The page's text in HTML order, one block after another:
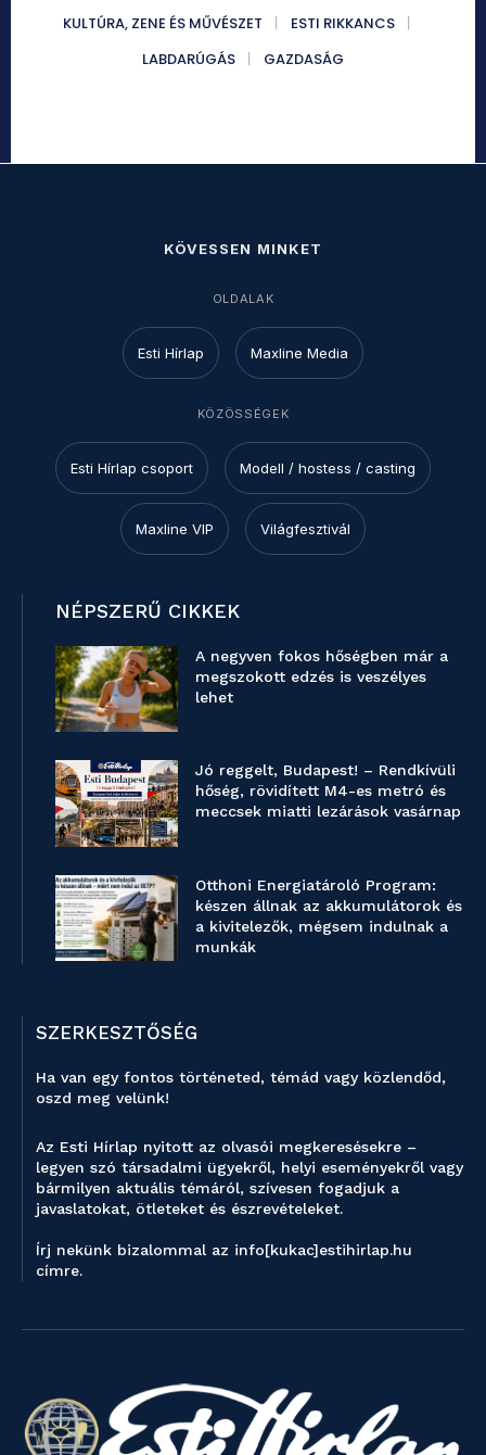
KULTÚRA, ZENE ÉS MŰVÉSZET
ESTI RIKKANCS
LABDARÚGÁS
GAZDASÁG
KÖVESSEN MINKET
OLDALAK
Esti Hírlap Maxline Media
KÖZÖSSÉGEK
Esti Hírlap csoport Modell / hostess / casting
Maxline VIP Világfesztivál
NÉPSZERŰ CIKKEK
A negyven fokos hőségben már a
megszokott edzés is veszélyes
lehet
Jó reggelt, Budapest! – Rendkívüli
hőség, rövidített M4-es metró és
meccsek miatti lezárások vasárnap
Otthoni Energiatároló Program:
készen állnak az akkumulátorok és
a kivitelezők, mégsem indulnak a
munkák
SZERKESZTŐSÉG
Ha van egy fontos történeted, témád vagy közlendőd,
oszd meg velünk!
Az Esti Hírlap nyitott az olvasói megkeresésekre –
legyen szó társadalmi ügyekről, helyi eseményekről vagy
bármilyen aktuális témáról, szívesen fogadjuk a
javaslatokat, ötleteket és észrevételeket.
Írj nekünk bizalommal az info[kukac]estihirlap.hu
címre.